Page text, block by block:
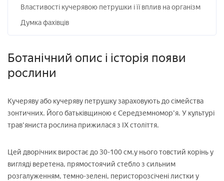
Властивості кучерявою петрушки і її вплив на організм
Думка фахівців
Ботанічний опис і історія появи
рослини
Кучеряву або кучеряву петрушку зараховують до сімейства
зонтичних. Його батьківщиною є Середземномор'я. У культурі
трав'яниста рослина прижилася з IX століття.
Цей дворічник виростає до 30-100 см.у нього товстий корінь у
вигляді веретена, прямостоячий стебло з сильним
розгалуженням, темно-зелені, перисторозсічені листки у